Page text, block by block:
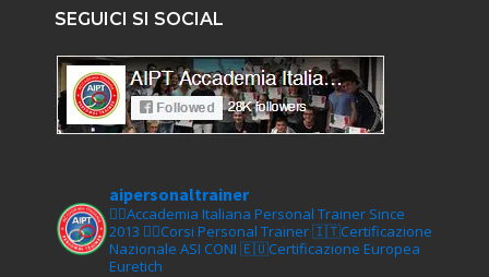
SEGUICI SI SOCIAL
aipersonaltrainer
🏋‍♀️Accademia Italiana Personal Trainer Since
2013 🏋‍♂️Corsi Personal Trainer🇮🇹Certificazione
Nazionale ASI CONI 🇪🇺Certificazione Europea
Euretich